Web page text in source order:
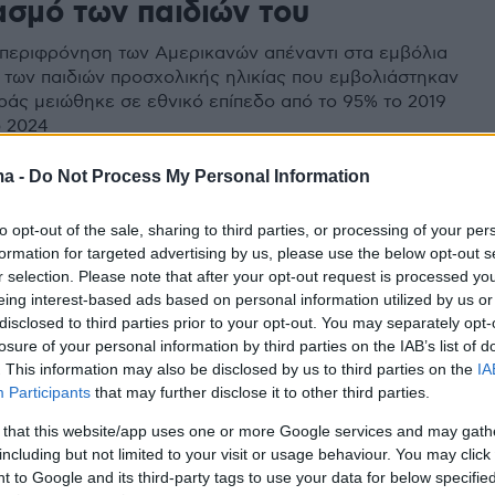
- Do Not Process My Personal Information
opt-out of the sale, sharing to third parties, or processing of your
for targeted advertising by us, please use the below opt-out
selection. Please note that after your opt-out request is processed
interest-based ads based on personal information utilized by us
to third parties prior to your opt-out. You may separately
of your personal information by third parties on the IAB’s list of
This information may also be disclosed by us to third parties on the
Participants that may further disclose it to other third parties.
that this website/app uses one or more Google services and may
but not limited to your visit or usage behaviour. You may
to Google and its third-party tags to use your data for below
των παιδιών του
των Αμερικανών απέναντι στα εμβόλια
παιδιών προσχολικής ηλικίας που εμβολιάστηκαν
μειώθηκε σε εθνικό επίπεδο από το 95% το 2019
2024
των CDC προαναγγέλλει
μετά την αποπομπή της
που δεν συμμορφωνόταν
Τραμπ
που δεν συμπλήρωσε ούτε έναν μήνα στο
«που θέτει σε κίνδυνο τη ζωή εκατομμυρίων